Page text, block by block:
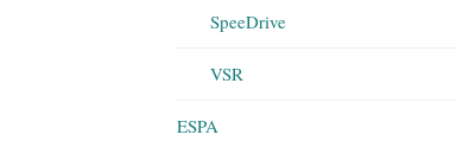
SpeeDrive
VSR
ESPA